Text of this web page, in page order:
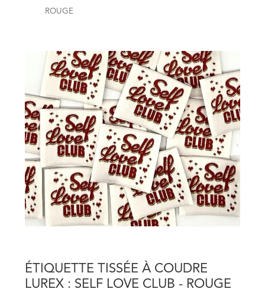
ROUGE
ÉTIQUETTE TISSÉE À COUDRE
LUREX : SELF LOVE CLUB - ROUGE